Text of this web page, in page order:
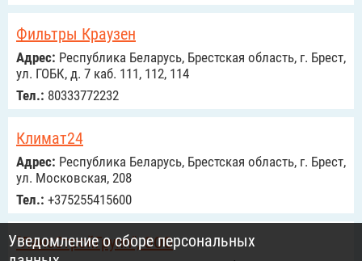
Фильтры Краузен
Адрес: Республика Беларусь, Брестская область, г. Брест,
ул. ГОБК, д. 7 каб. 111, 112, 114
Тел.: 80333772232
Климат24
Адрес: Республика Беларусь, Брестская область, г. Брест,
ул. Московская, 208
Тел.: +375255415600
"ЛансСтройГрупп", ООО
Уведомление о сборе персональных